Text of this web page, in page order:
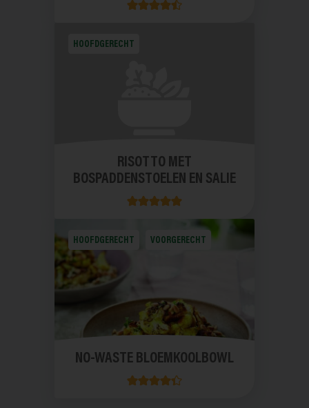
HOOFDGERECHT
RISOTTO MET
BOSPADDENSTOELEN EN SALIE
HOOFDGERECHT VOORGERECHT
NO-WASTE BLOEMKOOLBOWL